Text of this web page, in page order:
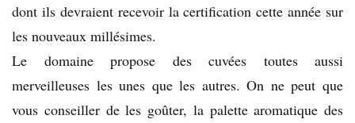
dont ils devraient recevoir la certification cette année sur
les nouveaux millésimes.
Le domaine propose des cuvées toutes aussi
merveilleuses les unes que les autres. On ne peut que
vous conseiller de les goûter, la palette aromatique des